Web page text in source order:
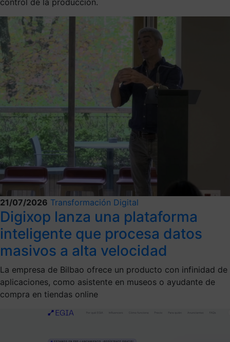
21/07/2026 Transformación Digital
Digixop lanza una plataforma
inteligente que procesa datos
masivos a alta velocidad
La empresa de Bilbao ofrece un producto con infinidad de
aplicaciones, como asistente en museos o ayudante de
compra en tiendas online